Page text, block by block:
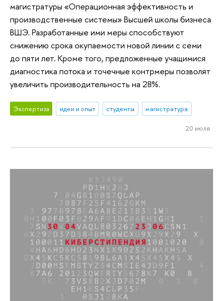
магистратуры «Операционная эффективность и
производственные системы» Высшей школы бизнеса
ВШЭ. Разработанные ими меры способствуют
снижению срока окупаемости новой линии с семи
до пяти лет. Кроме того, предложенные учащимися
диагностика потока и точечные контрмеры позволят
увеличить производительность на 28%.
Экспертиза идеи и опыт студенты магистратура
20 июля